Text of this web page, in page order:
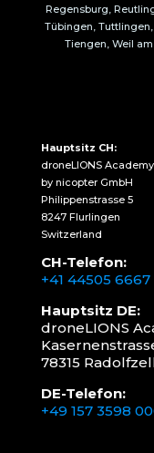
Regensburg,
Tübingen,
Tiengen, Weil
Hauptsitz CH:
droneLIONS Academy
by nicopter GmbH
Philippenstrasse 5
8247 Flurlingen
Switzerland
CH-Telefon:
+41 44505 6667
Hauptsitz DE:
droneLIONS
78315
DE-Telefon:
+49 157 3598